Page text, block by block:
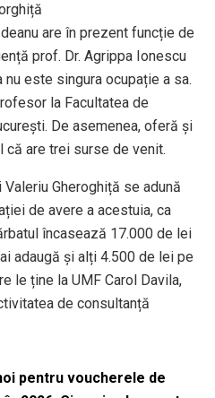
are în prezent funcție de
prof. Dr. Agrippa Ionescu
nu este singura ocupație a sa.
la Facultatea de
De asemenea, oferă și
are trei surse de venit.
Gheroghiță se adună
de avere a acestuia, ca
încasează 17.000 de lei
adaugă și alți 4.500 de lei pe
le ține la UMF Carol Davila,
de consultanță
pentru voucherele de